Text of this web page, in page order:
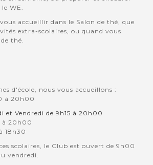
WE.
accueillir dans le Salon de thé, que
extra-scolaires, ou quand vous
thé.
d'école, nous vous accueillons :
à 20h00
et Vendredi de 9h15 à 20h00
à 20h00
18h30
scolaires, le Club est ouvert de 9h00
vendredi.